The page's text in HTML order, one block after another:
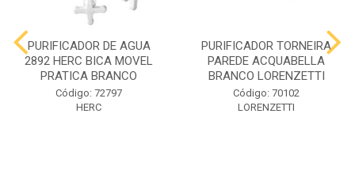
PURIFICADOR DE AGUA
2892 HERC BICA MOVEL
PRATICA BRANCO
Código: 72797
HERC
PURIFICADOR TORNEIRA
PAREDE ACQUABELLA
BRANCO LORENZETTI
Código: 70102
LORENZETTI